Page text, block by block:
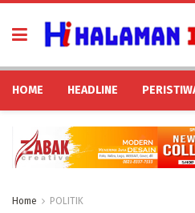
HOME HEADLINE
Home POLITIK